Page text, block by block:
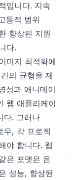
입니다. 지속
동적 범위
향상된 지원
다.
미지 최적화에
의 균형을 제
성과 애니메이
웹 애플리케이
다. 그러나
우, 각 프로젝
야 합니다. 웹
은 포맷은 온
성능, 향상된